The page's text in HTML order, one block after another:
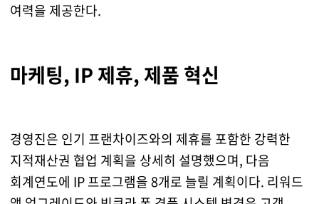
여력을 제공한다.
마케팅, IP 제휴, 제품 혁신
경영진은 인기 프랜차이즈와의 제휴를 포함한 강력한
지적재산권 협업 계획을 상세히 설명했으며, 다음
회계연도에 IP 프로그램을 8개로 늘릴 계획이다. 리워드